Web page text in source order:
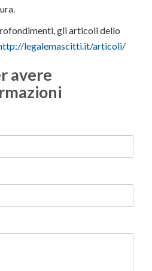
gli articoli dello
legalemascitti.it/articoli/
avere